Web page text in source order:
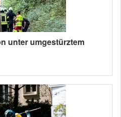
unter umgestürztem